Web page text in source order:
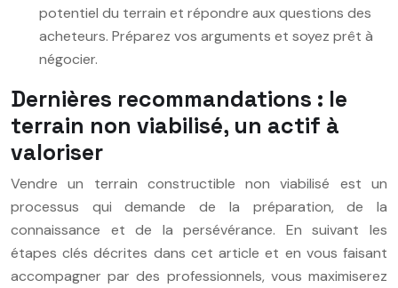
potentiel du terrain et répondre aux questions des
acheteurs. Préparez vos arguments et soyez prêt à
négocier.
Dernières recommandations : le
terrain non viabilisé, un actif à
valoriser
Vendre un terrain constructible non viabilisé est un
processus qui demande de la préparation, de la
connaissance et de la persévérance. En suivant les
étapes clés décrites dans cet article et en vous faisant
accompagner par des professionnels, vous maximiserez